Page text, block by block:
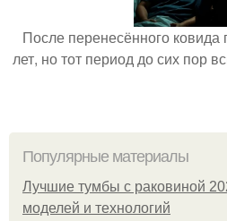
После перенесённого
лет, но тот период до сих пор
Популярные материалы
Лучшие тумбы с раковиной
моделей и технологий